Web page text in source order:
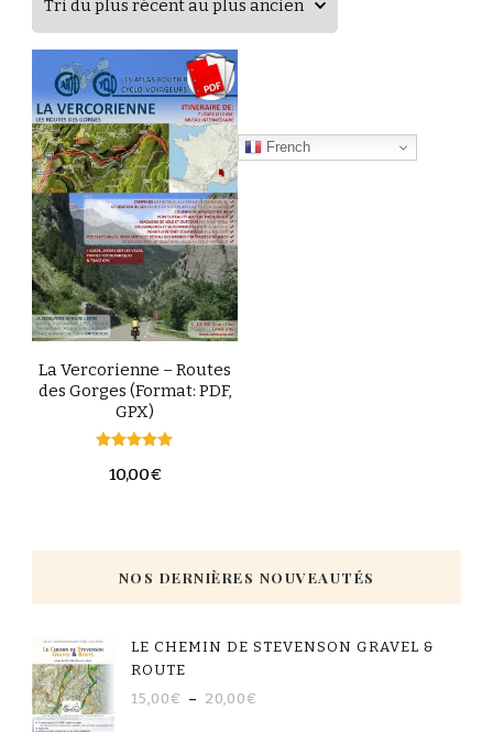
La Vercorienne – Routes
des Gorges (Format: PDF,
GPX)
5.00
10,00€
French
NOS DERNIÈRES NOUVEAUTÉS
LE CHEMIN DE STEVENSON GRAVEL &
ROUTE
15,00€ – 20,00€